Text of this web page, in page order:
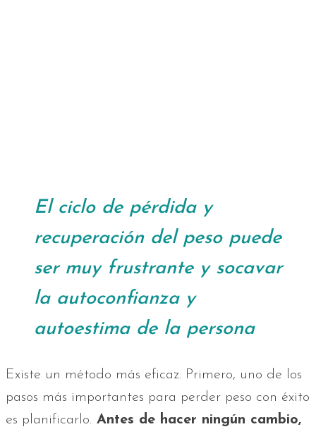
El ciclo de pérdida y
recuperación del peso puede
ser muy frustrante y socavar
la autoconfianza y
autoestima de la persona
Existe un método más eficaz. Primero, uno de los
pasos más importantes para perder peso con éxito
es planificarlo. Antes de hacer ningún cambio,